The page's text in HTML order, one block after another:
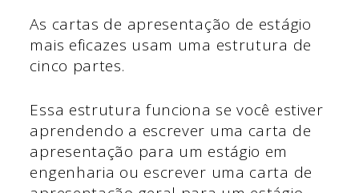
As cartas de apresentação de estágio
mais eficazes usam uma estrutura de
cinco partes.
Essa estrutura funciona se você estiver
aprendendo a escrever uma carta de
apresentação para um estágio em
engenharia ou escrever uma carta de